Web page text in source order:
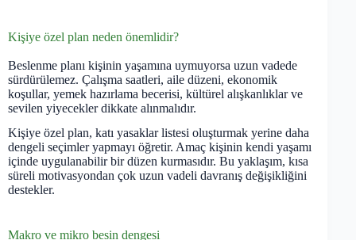
Kişiye özel plan neden önemlidir?
Beslenme planı kişinin yaşamına uymuyorsa uzun vadede
sürdürülemez. Çalışma saatleri, aile düzeni, ekonomik
koşullar, yemek hazırlama becerisi, kültürel alışkanlıklar ve
sevilen yiyecekler dikkate alınmalıdır.
Kişiye özel plan, katı yasaklar listesi oluşturmak yerine daha
dengeli seçimler yapmayı öğretir. Amaç kişinin kendi yaşamı
içinde uygulanabilir bir düzen kurmasıdır. Bu yaklaşım, kısa
süreli motivasyondan çok uzun vadeli davranış değişikliğini
destekler.
Makro ve mikro besin dengesi